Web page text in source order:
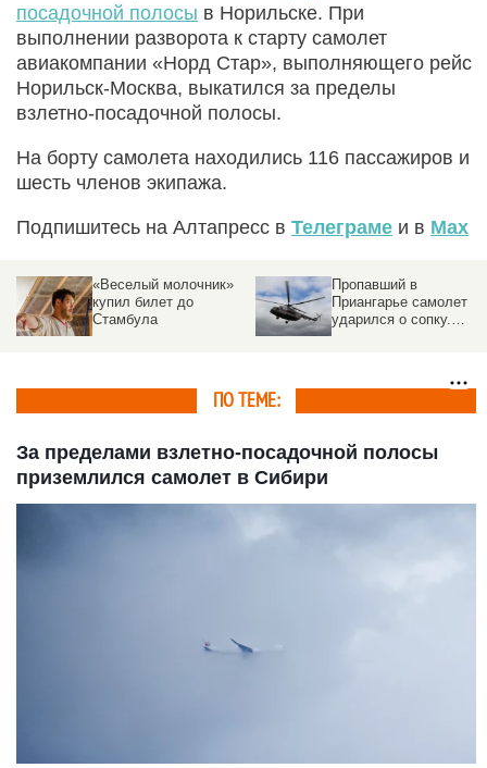
посадочной полосы в Норильске. При
выполнении разворота к старту самолет
авиакомпании «Норд Стар», выполняющего рейс
Норильск-Москва, выкатился за пределы
взлетно-посадочной полосы.
На борту самолета находились 116 пассажиров и
шесть членов экипажа.
Подпишитесь на Алтапресс в Телеграме и в Max
«Веселый молочник»
купил билет до
Стамбула
Пропавший в
Приангарье самолет
ударился о сопку.
ПО ТЕМЕ:
За пределами взлетно-посадочной полосы
приземлился самолет в Сибири